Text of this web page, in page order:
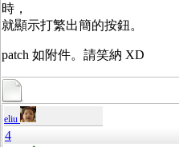
時，
就顯示打繁出簡的按鈕。
patch 如附件。請笑納 XD
eliu
4